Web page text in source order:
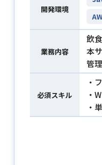
開発環境
業務内容
飲
本
管
必須スキル
・
・
・